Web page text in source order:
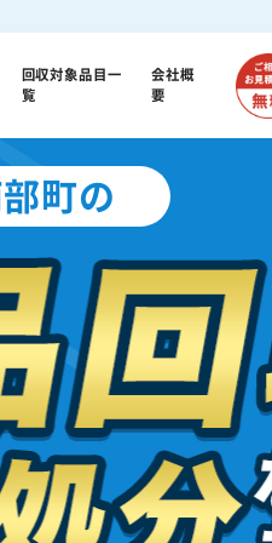
回収対象品目一
覧
会社概
要
町の